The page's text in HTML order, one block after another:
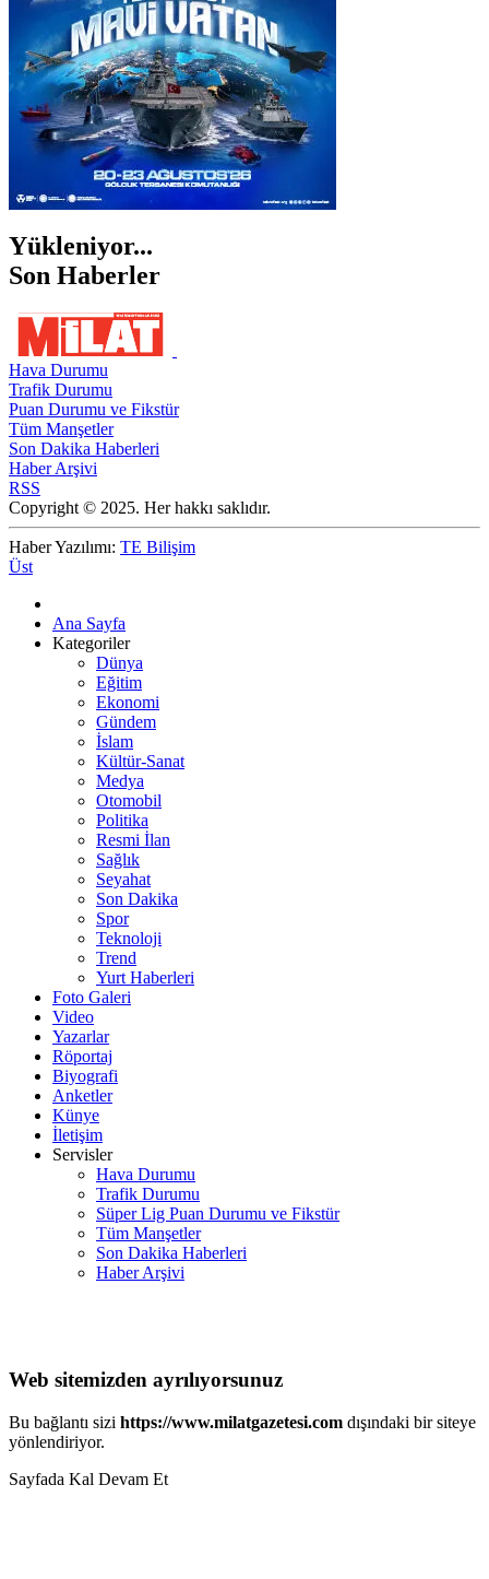
ŞIRNAK
Yükleniyor...
Son Haberler
Hava Durumu
Trafik Durumu
Puan Durumu ve Fikstür
Tüm Manşetler
Son Dakika Haberleri
Haber Arşivi
RSS
Copyright © 2025. Her hakkı saklıdır.
Haber Yazılımı: TE Bilişim
Üst
Ana Sayfa
Kategoriler
Dünya
Eğitim
Ekonomi
Gündem
İslam
Kültür-Sanat
Medya
Otomobil
Politika
Resmi İlan
Sağlık
Seyahat
Son Dakika
Spor
Teknoloji
Trend
Yurt Haberleri
Foto Galeri
Video
Yazarlar
Röportaj
Biyografi
Anketler
Künye
İletişim
Servisler
Hava Durumu
Trafik Durumu
Süper Lig Puan Durumu ve Fikstür
Tüm Manşetler
Son Dakika Haberleri
Haber Arşivi
Web sitemizden ayrılıyorsunuz
Bu bağlantı sizi https://www.milatgazetesi.com dışındaki bir siteye
yönlendiriyor.
Sayfada Kal Devam Et